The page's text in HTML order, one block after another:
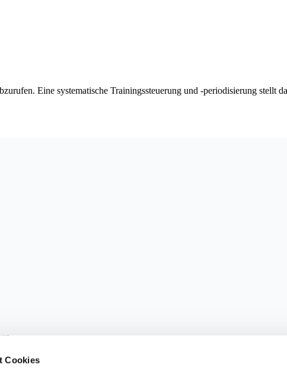
Cookies
Eine systematische Trainingssteuerung und -periodisierung stellt